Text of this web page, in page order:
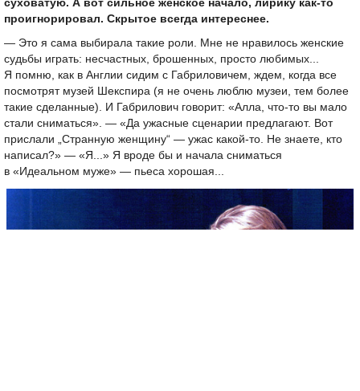
суховатую. А вот сильное женское начало, лирику как-то
проигнорировал. Скрытое всегда интереснее.
— Это я сама выбирала такие роли. Мне не нравилось женские
судьбы играть: несчастных, брошенных, просто любимых...
Я помню, как в Англии сидим с Габриловичем, ждем, когда все
посмотрят музей Шекспира (я не очень люблю музеи, тем более
такие сделанные). И Габрилович говорит: «Алла, что-то вы мало
стали сниматься». — «Да ужасные сценарии предлагают. Вот
прислали „Странную женщину“ — ужас какой-то. Не знаете, кто
написал?» — «Я...» Я вроде бы и начала сниматься
в «Идеальном муже» — пьеса хорошая...